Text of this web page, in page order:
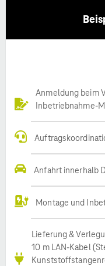
Anmeldung beim
Inbetriebnahme-
Anfahrt innerhalb
Montage und
Lieferung &
10 m LAN-Kabel